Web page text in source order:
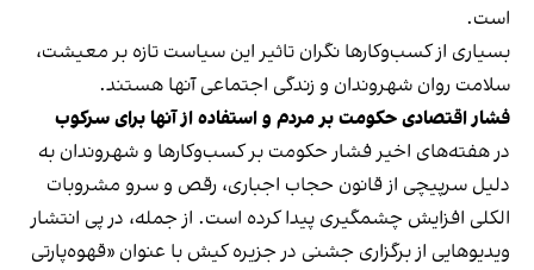
است.
بسیاری از کسب‌وکارها نگران تاثیر این سیاست‌ تازه بر معیشت،
سلامت روان شهروندان و زندگی اجتماعی آنها هستند.
فشار اقتصادی حکومت بر مردم و استفاده از آنها برای سرکوب
در هفته‌های اخیر فشار حکومت بر کسب‌وکارها و شهروندان به
دلیل سرپیچی از قانون حجاب اجباری، رقص و سرو مشروبات
الکلی افزایش چشمگیری پیدا کرده است. از جمله، در پی انتشار
ویدیوهایی از برگزاری جشنی در جزیره کیش با عنوان «قهوه‌پارتی